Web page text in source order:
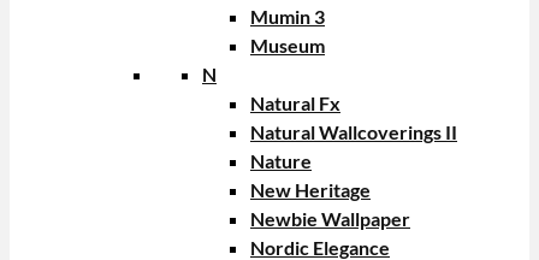
Mumin 3
Museum
N
Natural Fx
Natural Wallcoverings II
Nature
New Heritage
Newbie Wallpaper
Nordic Elegance